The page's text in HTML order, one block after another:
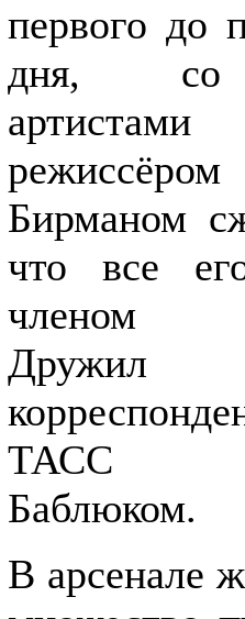
первого до
дня, со
Бирманом
что все
членом
ТАСС
Баблюком.
В арсенале